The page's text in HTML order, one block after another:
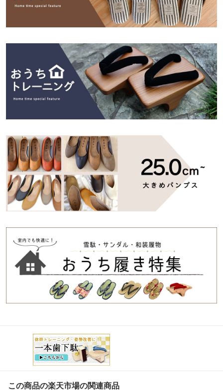
この商品の楽天市場の関連商品